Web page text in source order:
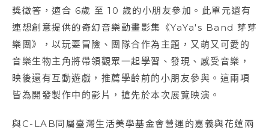
獎徵答，適合 6歲 至 10 歲的小朋友參加。此單元還有
連想創意提供的奇幻音樂動畫影集《YaYa's Band 芽芽
樂團》，以玩耍冒險、團隊合作為主題，又萌又可愛的
音樂生物主角將帶領觀眾一起學習、發現、感受音樂，
映後還有互動遊戲，推薦學齡前的小朋友參與。這兩項
皆為開發製作中的影片，搶先於本次展覽映演。
與C-LAB同屬臺灣生活美學基金會營運的嘉義與花蓮兩